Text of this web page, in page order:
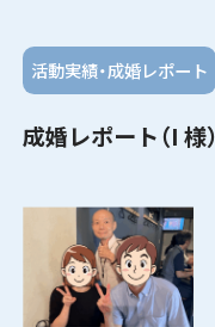
活動実績・成婚レポート
成婚レポート（I 様）